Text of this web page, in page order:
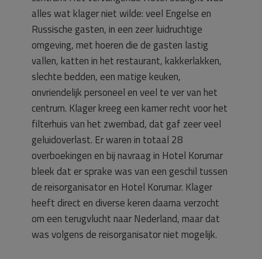
alles wat klager niet wilde: veel Engelse en
Russische gasten, in een zeer luidruchtige
omgeving, met hoeren die de gasten lastig
vallen, katten in het restaurant, kakkerlakken,
slechte bedden, een matige keuken,
onvriendelijk personeel en veel te ver van het
centrum. Klager kreeg een kamer recht voor het
filterhuis van het zwembad, dat gaf zeer veel
geluidoverlast. Er waren in totaal 28
overboekingen en bij navraag in Hotel Korumar
bleek dat er sprake was van een geschil tussen
de reisorganisator en Hotel Korumar. Klager
heeft direct en diverse keren daarna verzocht
om een terugvlucht naar Nederland, maar dat
was volgens de reisorganisator niet mogelijk.